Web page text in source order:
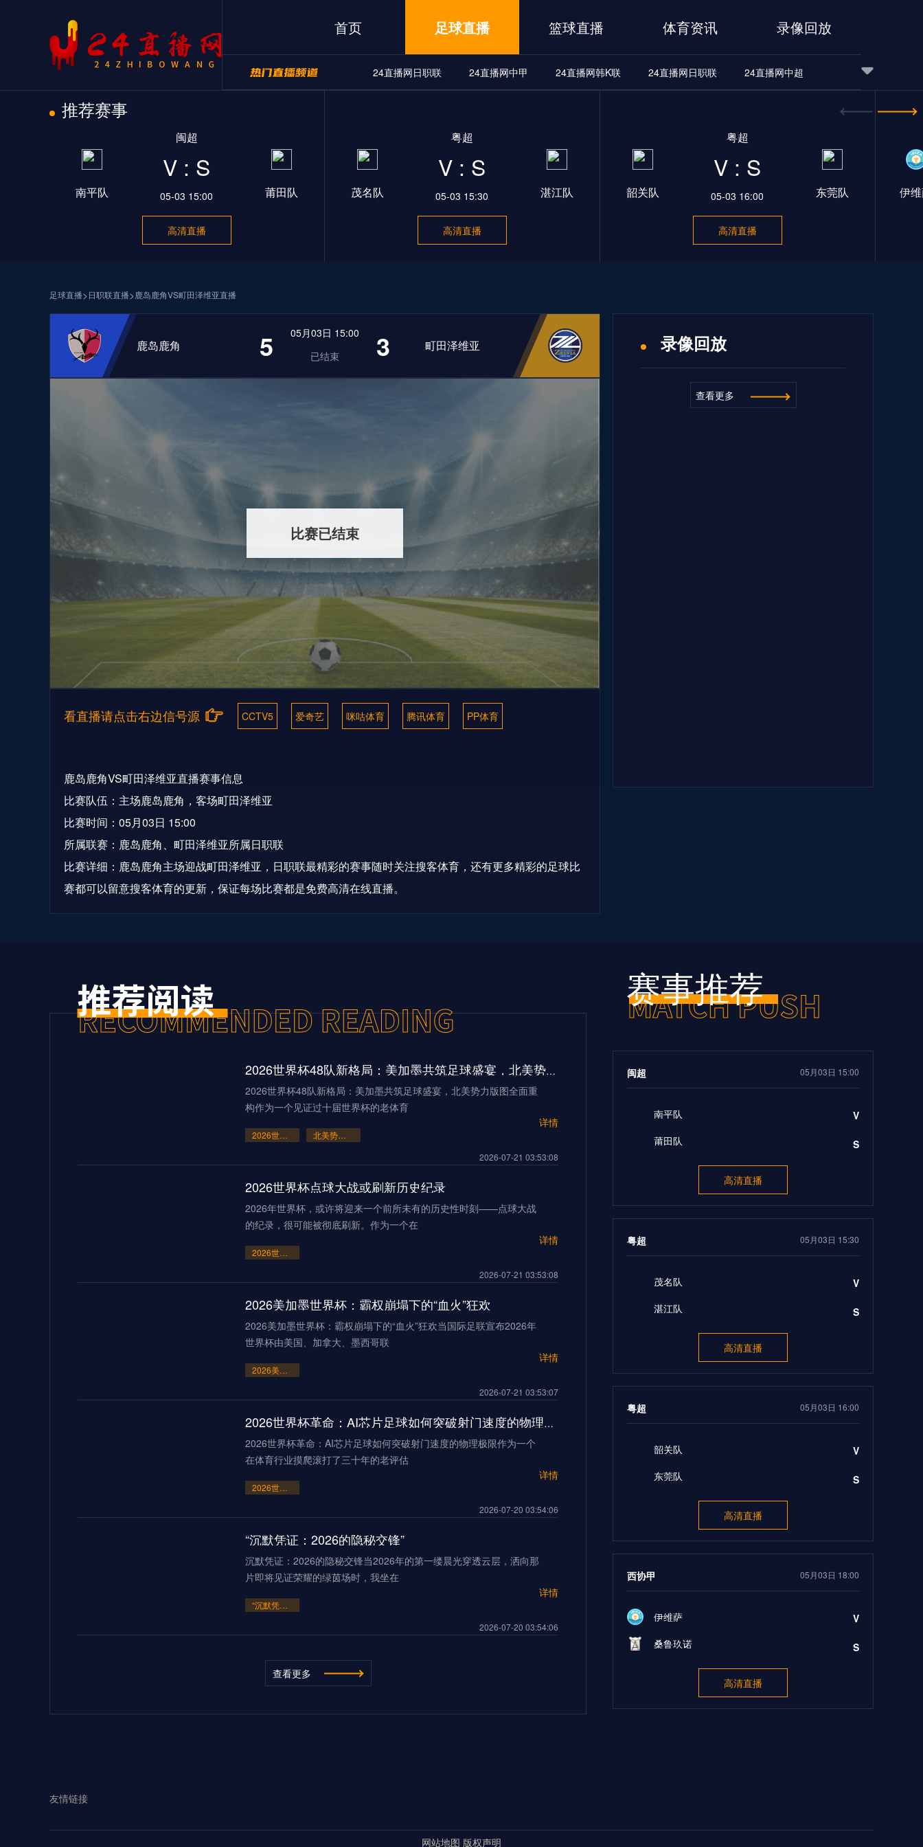
首页 足球直播 篮球直播 体育资讯 录像回放
24直播网日职联 24直播网中甲 24直播网韩K联 24直播网日职联 24直播网中超
24直播网NBA
24直播网韩K联 24直播网NBA
推荐赛事
南平队
闽超
V : S
05-03 15:00 莆田队
高清直播
茂名队
粤超
V : S
05-03 15:30 湛江队
高清直播
韶关队
粤超
V : S
05-03 16:00 东莞队
高清直播
伊
足球直播>日职联直播>鹿岛鹿角VS町田泽维亚直播
鹿岛鹿角 5
05月03日 15:00
已结束
3 町田泽维亚
比赛已结束
看直播请点击右边信号源 CCTV5 爱奇艺 咪咕体育 腾讯体育 PP体育
鹿岛鹿角VS町田泽维亚直播赛事信息
比赛队伍：主场鹿岛鹿角，客场町田泽维亚
比赛时间：05月03日 15:00
所属联赛：鹿岛鹿角、町田泽维亚所属日职联
比赛详细：鹿岛鹿角主场迎战町田泽维亚，日职联最精彩的赛事随时关注搜客体育，还有更多精彩的足球比
赛都可以留意搜客体育的更新，保证每场比赛都是免费高清在线直播。
录像回放
查看更多
2026世界杯48队新格局：美加墨共筑足球盛宴，北美势力版图全面重构
2026世界杯48队新格局：美加墨共筑足球盛宴，北美势力版图全面重
构作为一个见证过十届世界杯的老体育
详情
2026世界杯48队新格局：美加墨共筑足球盛宴
北美势力版图全面重构
2026-07-21 03:53:08
2026世界杯点球大战或刷新历史纪录
2026年世界杯，或许将迎来一个前所未有的历史性时刻——点球大战
的纪录，很可能被彻底刷新。作为一个在
详情
2026世界杯点球大战或刷新历史纪录
2026-07-21 03:53:08
2026美加墨世界杯：霸权崩塌下的“血火”狂欢
2026美加墨世界杯：霸权崩塌下的“血火”狂欢当国际足联宣布2026年
世界杯由美国、加拿大、墨西哥联
详情
2026美加墨世界杯：霸权崩塌下的“血火”狂欢
2026-07-21 03:53:07
2026世界杯革命：AI芯片足球如何突破射门速度的物理极限
2026世界杯革命：AI芯片足球如何突破射门速度的物理极限作为一个
在体育行业摸爬滚打了三十年的老评估
详情
2026世界杯革命：AI芯片足球如何突破射门速度的物理极限
2026-07-20 03:54:06
“沉默凭证：2026的隐秘交锋”
沉默凭证：2026的隐秘交锋当2026年的第一缕晨光穿透云层，洒向那
片即将见证荣耀的绿茵场时，我坐在
详情
“沉默凭证：2026的隐秘交锋”
2026-07-20 03:54:06
多伦多BMOField扩容至45,500座的世界杯声场适配性仿真分析
详情
查看更多
赛事推荐
闽超 05月03日 15:00
南平队
莆田队
V
S
高清直播
粤超 05月03日 15:30
茂名队
湛江队
V
S
高清直播
粤超 05月03日 16:00
韶关队
东莞队
V
S
高清直播
西协甲 05月03日 18:00
伊维萨
桑鲁玖诺
V
S
高清直播
友情链接
网站地图 版权声明